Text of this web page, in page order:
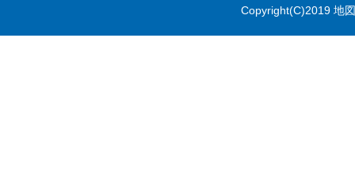
Copyright(C)2019 地